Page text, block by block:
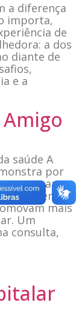
a diferença
importa,
de
a dos
diante de
e a
saúde A
por
amamos
momentos:
mais
Um
consulta,